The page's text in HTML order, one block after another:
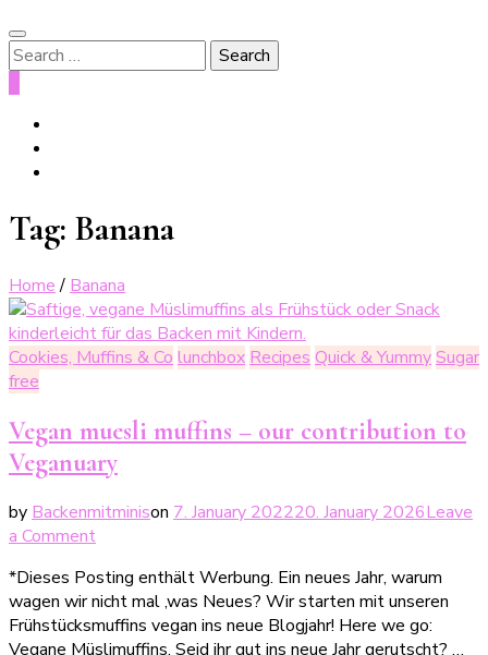
Search
for:
Tag: Banana
Home / Banana
Cookies, Muffins & Co lunchbox Recipes Quick & YummySugar
free
Vegan muesli muffins – our contribution to
Veganuary
by Backenmitminison 7. January 202220. January 2026Leave
a Commenton
Müslimuffins
–
unser
*Dieses Posting enthält Werbung. Ein neues Jahr, warum
wagen wir nicht mal ‚was Neues? Wir starten mit unseren
Frühstücksmuffins vegan ins neue Blogjahr! Here we go:
Vegane Müslimuffins. Seid ihr gut ins neue Jahr gerutscht? …